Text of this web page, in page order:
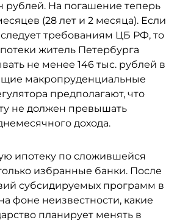
рублей. На погашение теперь
(28 лет и 2 месяца). Если
следует требованиям ЦБ РФ, то
житель Петербурга
не менее 146 тыс. рублей в
макропруденциальные
предполагают, что
не должен превышать
дохода.
ипотеку по сложившейся
избранные банки. После
субсидируемых программ в
фоне неизвестности, какие
планирует менять в